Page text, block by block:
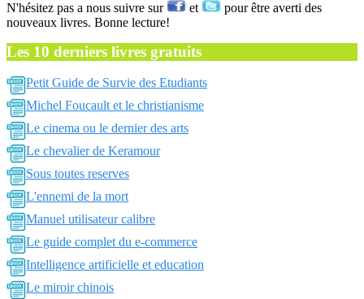
N'hésitez pas a nous suivre sur et
pour être averti des
nouveaux livres. Bonne lecture!
Les 10 derniers livres gratuits
Petit Guide de Survie des Etudiants
Michel Foucault et le christianisme
Le cinema ou le dernier des arts
Le chevalier de Keramour
Sous toutes reserves
L'ennemi de la mort
Manuel utilisateur calibre
Le guide complet du e-commerce
Intelligence artificielle et education
Le miroir chinois